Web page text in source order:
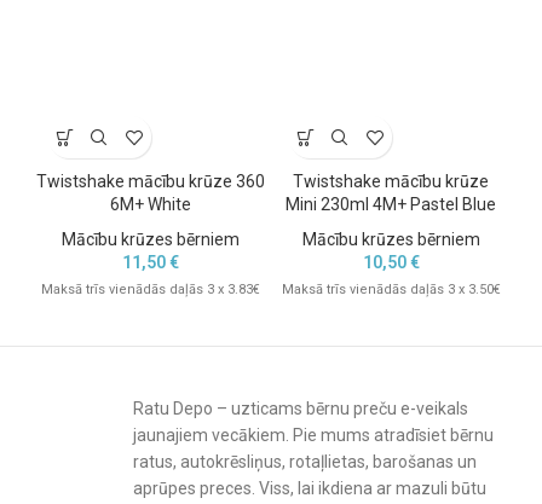
Twistshake mācību krūze 360
6M+ White
Mācību krūzes bērniem
11,50€
Maksā trīs vienādās daļās 3 x 3.83€
Twistshake mācību krūze
Mini 230ml 4M+ Pastel Blue
Mācību krūzes bērniem
10,50€
Maksā trīs vienādās daļās 3 x 3.50€
Ratu Depo – uzticams bērnu preču e-veikals
jaunajiem vecākiem. Pie mums atradīsiet bērnu
ratus, autokrēsliņus, rotaļlietas, barošanas un
aprūpes preces. Viss, lai ikdiena ar mazuli būtu